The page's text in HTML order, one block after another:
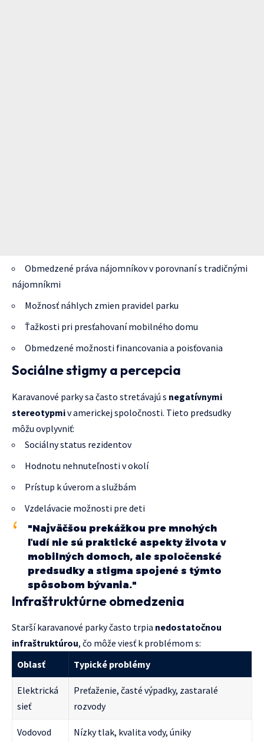
Obmedzené práva nájomníkov v porovnaní s tradičnými
nájomníkmi
Možnosť náhlych zmien pravidel parku
Ťažkosti pri presťahovaní mobilného domu
Obmedzené možnosti financovania a poisťovania
Sociálne stigmy a percepcia
Karavanové parky sa často stretávajú s negatívnymi
stereotypmiv americkej spoločnosti. Tieto predsudky
môžu ovplyvniť:
Sociálny status rezidentov
Hodnotu nehnuteľnosti v okolí
Prístup k úverom a službám
Vzdelávacie možnosti pre deti
"Najväčšou prekážkou pre mnohých
ľudí nie sú praktické aspekty života v
mobilných domoch, ale spoločenské
predsudky a stigma spojené s týmto
spôsobom bývania."
Infraštruktúrne obmedzenia
Starší karavanové parky často trpia nedostatočnou
infraštruktúrou, čo môže viesť k problémom s:
Oblasť
Typické problémy
Elektrická
sieť
Preťaženie, časté výpadky, zastaralé
rozvody
Vodovod Nízky tlak, kvalita vody, úniky